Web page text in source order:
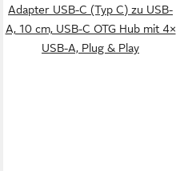
Adapter USB-C (Typ C) zu USB-
A, 10 cm, USB-C OTG Hub mit 4×
USB-A, Plug & Play